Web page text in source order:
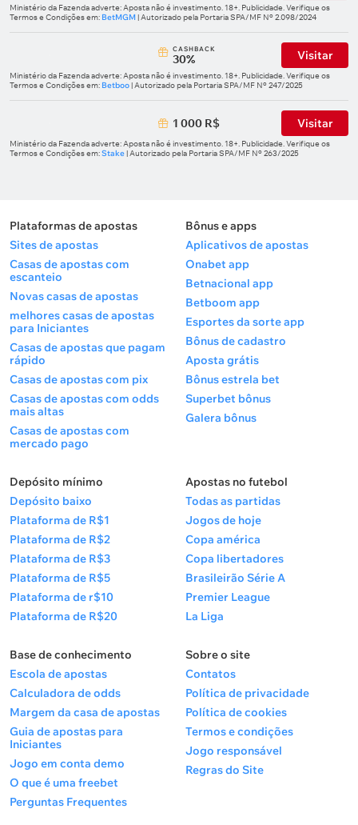
Ministério da Fazenda adverte: Aposta não é investimento. 18+. Publicidade. Verifique os
Termos e Condições em: BetMGM| Autorizado pela Portaria SPA/MF Nº 2.098/2024
СASHBACK
30% Visitar
Ministério da Fazenda adverte: Aposta não é investimento. 18+. Publicidade. Verifique os
Termos e Condições em: Betboo| Autorizado pela Portaria SPA/MF Nº 247/2025
1 000 R$ Visitar
Ministério da Fazenda adverte: Aposta não é investimento. 18+. Publicidade. Verifique os
Termos e Condições em:Stake| Autorizado pela Portaria SPA/MF Nº 263/2025
Plataformas de apostas
Sites de apostas
Casas de apostas com
escanteio
Novas casas de apostas
melhores casas de apostas
para Iniciantes
Casas de apostas que pagam
rápido
Casas de apostas com pix
Casas de apostas com odds
mais altas
Casas de apostas com
mercado pago
Bônus e apps
Aplicativos de apostas
Onabet app
Betnacional app
Betboom app
Esportes da sorte app
Bônus de cadastro
Aposta grátis
Bônus estrela bet
Superbet bônus
Galera bônus
Depósito mínimo
Depósito baixo
Plataforma de R$1
Plataforma de R$2
Plataforma de R$3
Plataforma de R$5
Plataforma de r$10
Plataforma de R$20
Apostas no futebol
Todas as partidas
Jogos de hoje
Copa américa
Copa libertadores
Brasileirão Série A
Premier League
La Liga
Base de conhecimento
Escola de apostas
Calculadora de odds
Margem da casa de apostas
Guia de apostas para
Iniciantes
Jogo em conta demo
O que é uma freebet
Perguntas Frequentes
Sobre o site
Contatos
Política de privacidade
Política de cookies
Termos e condições
Jogo responsável
Regras do Site